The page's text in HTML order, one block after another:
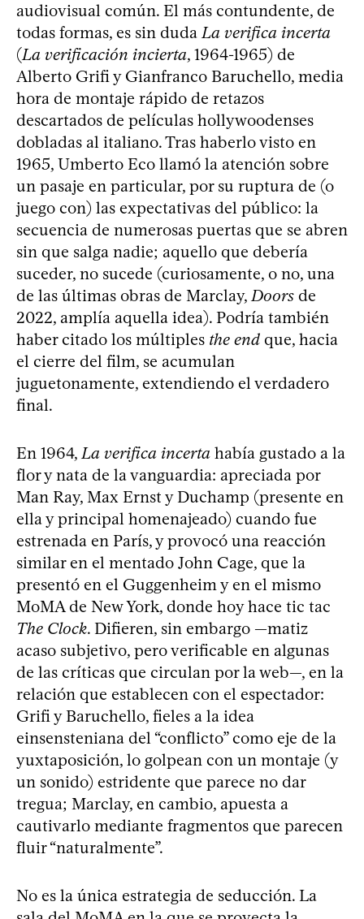
audiovisual común. El más contundente, de
todas formas, es sin dudaLa verifica incerta
(La verificación incierta, 1964-1965) de
Alberto Grifi y Gianfranco Baruchello, media
hora de montaje rápido de retazos
descartados de películas hollywoodenses
dobladas al italiano. Tras haberlo visto en
1965, Umberto Eco llamó la atención sobre
un pasaje en particular, por su ruptura de (o
juego con) las expectativas del público: la
secuencia de numerosas puertas que se abren
sin que salga nadie; aquello que debería
suceder, no sucede (curiosamente, o no, una
de las últimas obras de Marclay,Doors de
2022, amplía aquella idea). Podría también
haber citado los múltiples the end que, hacia
el cierre del film, se acumulan
juguetonamente, extendiendo el verdadero
final.
En 1964,La verifica incerta había gustado a la
flor y nata de la vanguardia: apreciada por
Man Ray, Max Ernst y Duchamp (presente en
ella y principal homenajeado) cuando fue
estrenada en París, y provocó una reacción
similar en el mentado John Cage, que la
presentó en el Guggenheim y en el mismo
MoMA de New York, donde hoy hace tic tac
The Clock. Difieren, sin embargo —matiz
acaso subjetivo, pero verificable en algunas
de las críticas que circulan por la web—, en la
relación que establecen con el espectador:
Grifi y Baruchello, fieles a la idea
einsensteniana del “conflicto” como eje de la
yuxtaposición, lo golpean con un montaje (y
un sonido) estridente que parece no dar
tregua; Marclay, en cambio, apuesta a
cautivarlo mediante fragmentos que parecen
fluir “naturalmente”.
No es la única estrategia de seducción. La